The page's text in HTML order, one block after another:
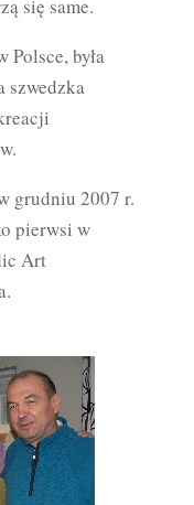
się same.
była
szwedzka
grudniu 2007 r.
pierwsi w
Art